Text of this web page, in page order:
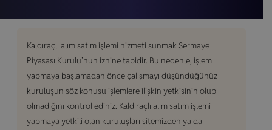
Kaldıraçlı alım satım işlemi hizmeti sunmak Sermaye
Piyasası Kurulu’nun iznine tabidir. Bu nedenle, işlem
yapmaya başlamadan önce çalışmayı düşündüğünüz
kuruluşun söz konusu işlemlere ilişkin yetkisinin olup
olmadığını kontrol ediniz. Kaldıraçlı alım satım işlemi
yapmaya yetkili olan kuruluşları sitemizden ya da